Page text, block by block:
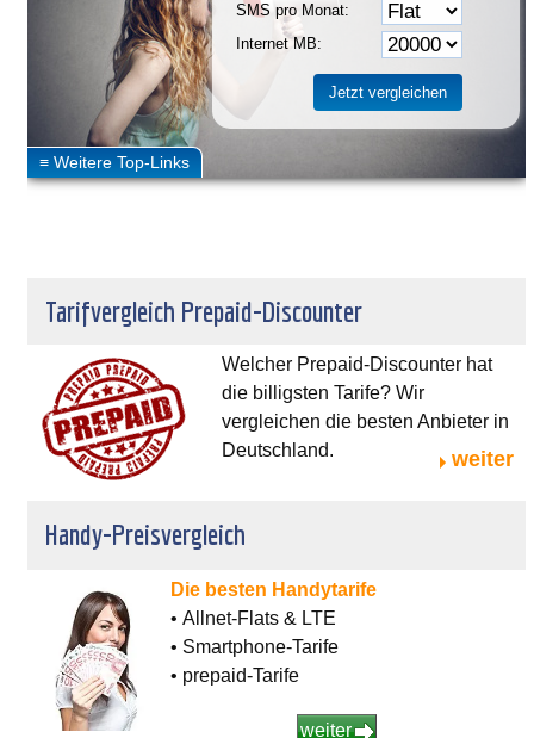
SMS pro Monat:
Internet MB:
Tarifvergleich Prepaid-Discounter
Welcher Prepaid-Discounter hat
die billigsten Tarife? Wir
vergleichen die besten Anbieter in
Deutschland.
weiter
Handy-Preisvergleich
Die besten Handytarife
• Allnet-Flats & LTE
• Smartphone-Tarife
• prepaid-Tarife
weiter